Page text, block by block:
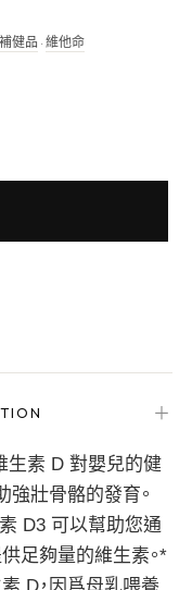
補健品 ·維他命
＋
生素 D 對嬰兒的健
強壯骨骼的發育。
D3 可以幫助您通
足夠量的維生素。*